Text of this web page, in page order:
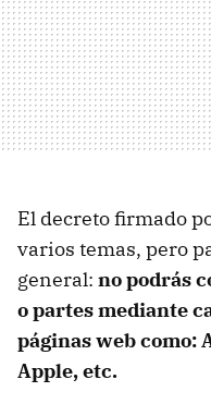
El decreto firmado
varios temas, pero
general: no podrás
o partes mediante
páginas web como:
Apple, etc.